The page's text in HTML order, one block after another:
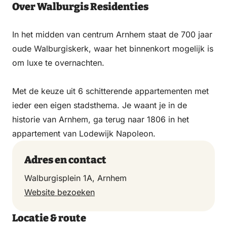
Over Walburgis Residenties
In het midden van centrum Arnhem staat de 700 jaar
oude Walburgiskerk, waar het binnenkort mogelijk is
om luxe te overnachten.
Met de keuze uit 6 schitterende appartementen met
ieder een eigen stadsthema. Je waant je in de
historie van Arnhem, ga terug naar 1806 in het
appartement van Lodewijk Napoleon.
Adres en contact
Walburgisplein 1A, Arnhem
Website bezoeken
Locatie & route